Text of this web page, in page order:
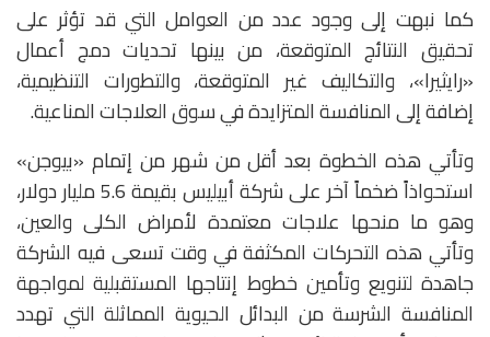
كما نبهت إلى وجود عدد من العوامل التي قد تؤثر على
تحقيق النتائج المتوقعة، من بينها تحديات دمج أعمال
«رايثيرا»، والتكاليف غير المتوقعة، والتطورات التنظيمية،
إضافة إلى المنافسة المتزايدة في سوق العلاجات المناعية.
وتأتي هذه الخطوة بعد أقل من شهر من إتمام «بيوجن»
استحواذاً ضخماً آخر على شركة أبيليس بقيمة 5.6 مليار دولار،
وهو ما منحها علاجات معتمدة لأمراض الكلى والعين،
وتأتي هذه التحركات المكثفة في وقت تسعى فيه الشركة
جاهدة لتنويع وتأمين خطوط إنتاجها المستقبلية لمواجهة
المنافسة الشرسة من البدائل الحيوية المماثلة التي تهدد